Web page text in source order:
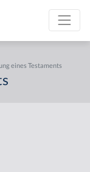
eines Testaments